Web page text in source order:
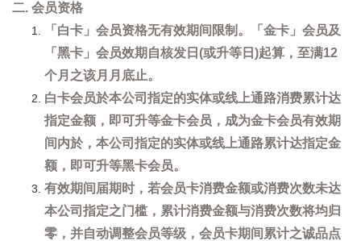
二. 会员资格
「白卡」会员资格无有效期间限制。「金卡」会员及
「黑卡」会员效期自核发日(或升等日)起算，至满12
个月之该月月底止。
白卡会员於本公司指定的实体或线上通路消费累计达
指定金额，即可升等金卡会员，成为金卡会员有效期
间内於，本公司指定的实体或线上通路累计达指定金
额，即可升等黑卡会员。
有效期间届期时，若会员卡消费金额或消费次数未达
本公司指定之门槛，累计消费金额与消费次数将均归
零，并自动调整会员等级，会员卡期间累计之诚品点